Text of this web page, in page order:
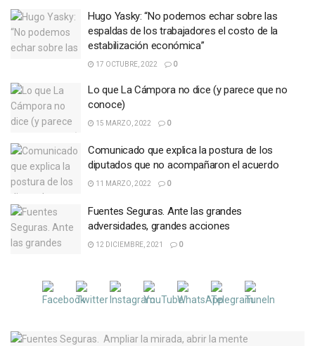
Hugo Yasky: “No podemos echar sobre las
espaldas de los trabajadores el costo de la
estabilización económica”
17 OCTUBRE, 2022 0
Lo que La Cámpora no dice (y parece que no
conoce)
15 MARZO, 2022 0
Comunicado que explica la postura de los
diputados que no acompañaron el acuerdo
11 MARZO, 2022 0
Fuentes Seguras. Ante las grandes
adversidades, grandes acciones
12 DICIEMBRE, 2021 0